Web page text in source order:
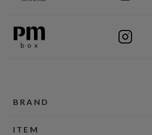
BRAND
ITEM